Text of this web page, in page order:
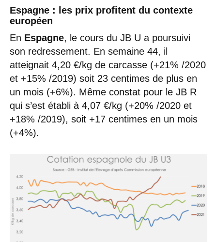
Espagne : les prix profitent du contexte
européen
En Espagne, le cours du JB U a poursuivi
son redressement. En semaine 44, il
atteignait 4,20 €/kg de carcasse (+21% /2020
et +15% /2019) soit 23 centimes de plus en
un mois (+6%). Même constat pour le JB R
qui s’est établi à 4,07 €/kg (+20% /2020 et
+18% /2019), soit +17 centimes en un mois
(+4%).